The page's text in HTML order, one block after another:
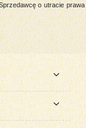
o utracie prawa